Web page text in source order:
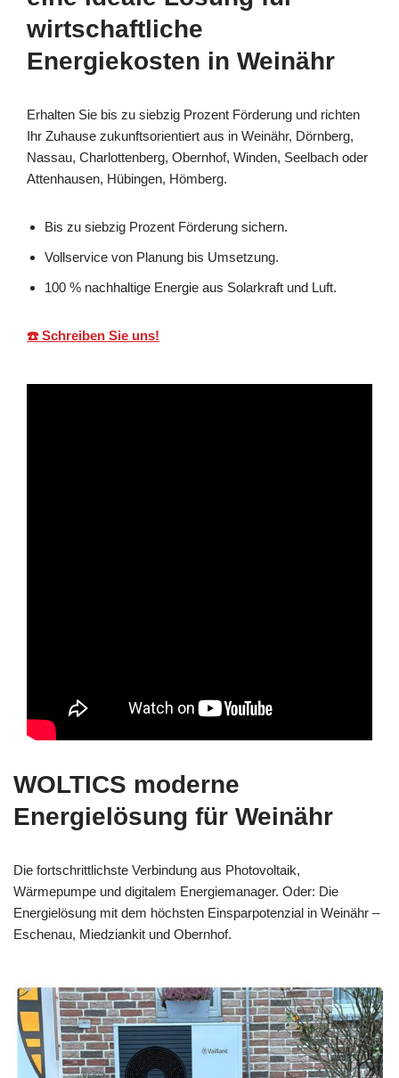
wirtschaftliche
Energiekosten in Weinähr
Erhalten Sie bis zu siebzig Prozent Förderung und richten
Ihr Zuhause zukunftsorientiert aus in Weinähr, Dörnberg,
Nassau, Charlottenberg, Obernhof, Winden, Seelbach oder
Attenhausen, Hübingen, Hömberg.
Bis zu siebzig Prozent Förderung sichern.
Vollservice von Planung bis Umsetzung.
100 % nachhaltige Energie aus Solarkraft und Luft.
☎️ Schreiben Sie uns!
WOLTICS moderne
Energielösung für Weinähr
Die fortschrittlichste Verbindung aus Photovoltaik,
Wärmepumpe und digitalem Energiemanager. Oder: Die
Energielösung mit dem höchsten Einsparpotenzial in Weinähr –
Eschenau, Miedziankit und Obernhof.